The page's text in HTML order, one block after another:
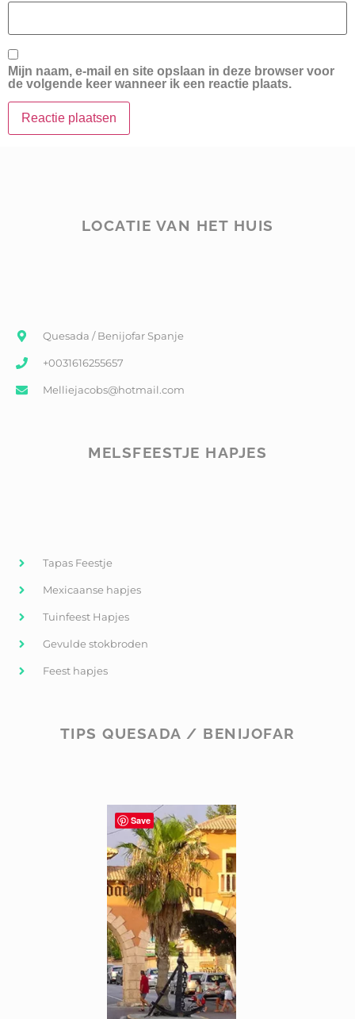
Mijn naam, e-mail en site opslaan in deze browser voor
de volgende keer wanneer ik een reactie plaats.
LOCATIE VAN HET HUIS
Quesada / Benijofar Spanje
+0031616255657
Melliejacobs@hotmail.com
MELSFEESTJE HAPJES
Tapas Feestje
Mexicaanse hapjes
Tuinfeest Hapjes
Gevulde stokbroden
Feest hapjes
TIPS QUESADA / BENIJOFAR
Save